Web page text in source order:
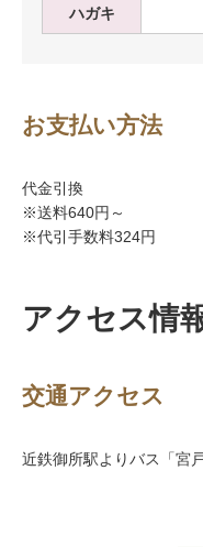
ハガキ
お支払い方法
代金引換
※送料640円～
※代引手数料324円
アクセス情
交通アクセス
近鉄御所駅よりバス「宮